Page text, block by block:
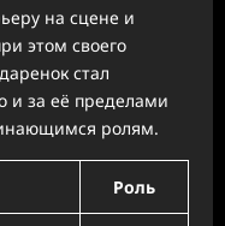
на сцене и
этом своего
стал
и за её пределами
ролям.
Роль